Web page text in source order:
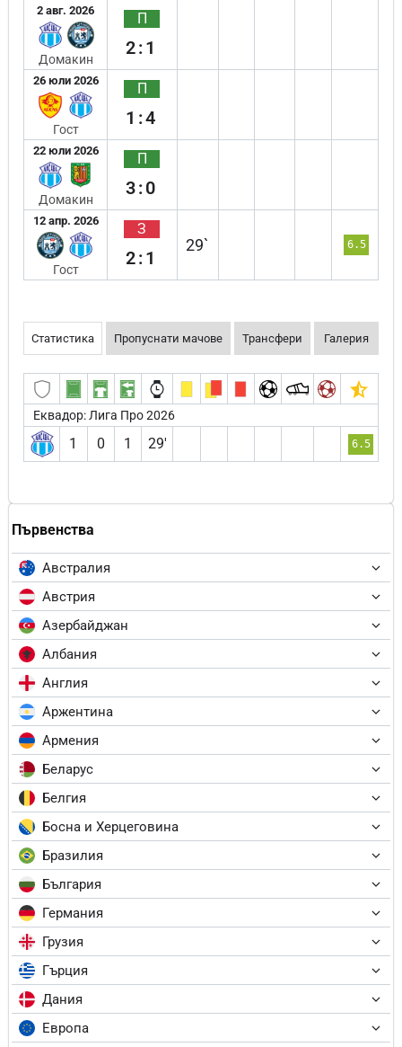
Първенства
Австралия
Австрия
Азербайджан
Албания
Англия
Аржентина
Армения
Беларус
Белгия
Босна и Херцеговина
Бразилия
България
Германия
Грузия
Гърция
Дания
Европа
2 авг. 2026
Домакин
П
2:1
26 юли 2026
Гост
П
1:4
22 юли 2026
Домакин
П
3:0
12 апр. 2026
Гост
З
2:1
29` 6.5
Статистика Пропуснати мачове Трансфери Галерия
Еквадор: Лига Про 2026
1 0 1 29′ 6.5